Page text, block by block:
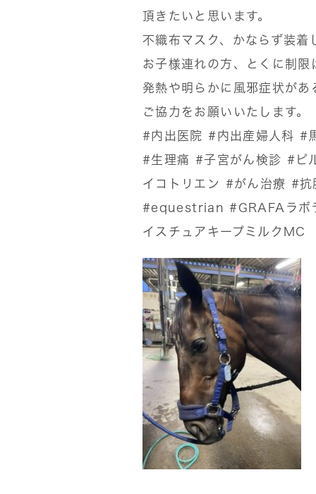
頂きたいと思います。
不織布マスク、かならず装着
お子様連れの方、とくに制
発熱や明らかに風邪症状が
ご協力をお願いいたします。
#内出医院
#内出産婦人科 #
#生理痛
#子宮がん検診 #ピ
イコトリエン
#がん治療 #抗
#equestrian #GRAFAラボ
イスチュアキープミルクMC